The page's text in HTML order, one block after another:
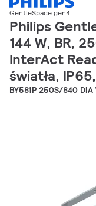
GentleSpace gen4
Philips
144 W, BR,
InterAct
światła,
BY581P 250S/840 DIA